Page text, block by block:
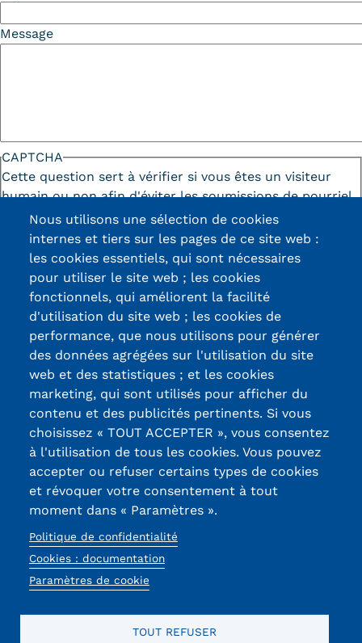
Message
CAPTCHA
Cette question sert à vérifier si vous êtes un visiteur
humain ou non afin d'éviter les soumissions de pourriel
(spam) automatisées.
13, Rue Ernest
Thierry-Mieg
90010 BELFORT
Cedex
03 84 58 33 10
Réseaux
sociaux
Certifications /
Labels qualité
Nous utilisons une sélection de cookies
internes et tiers sur les pages de ce site web :
les cookies essentiels, qui sont nécessaires
pour utiliser le site web ; les cookies
fonctionnels, qui améliorent la facilité
d'utilisation du site web ; les cookies de
performance, que nous utilisons pour générer
des données agrégées sur l'utilisation du site
web et des statistiques ; et les cookies
marketing, qui sont utilisés pour afficher du
contenu et des publicités pertinents. Si vous
choisissez « TOUT ACCEPTER », vous consentez
à l'utilisation de tous les cookies. Vous pouvez
accepter ou refuser certains types de cookies
et révoquer votre consentement à tout
moment dans « Paramètres ».
Politique de confidentialité
Cookies : documentation
Paramètres de cookie
TOUT REFUSER